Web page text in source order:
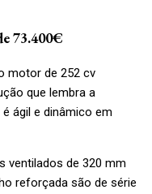
73.400€
motor de 252 cv
que lembra a
ágil e dinâmico em
ventilados de 320 mm
reforçada são de série